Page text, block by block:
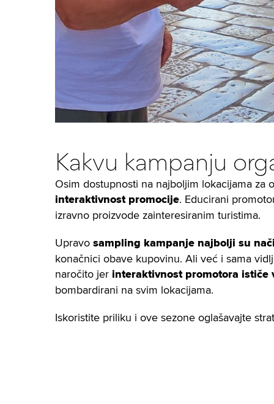
Kakvu kampanju
Osim dostupnosti na najboljim lokacijama za
interaktivnost promocije. Educirani
izravno proizvode zainteresiranim turistima.
Upravo sampling kampanje najbolji su
konačnici obave kupovinu. Ali već i sama
naročito jer interaktivnost promotora ističe
bombardirani na svim lokacijama.
Iskoristite priliku i ove sezone oglašavajte